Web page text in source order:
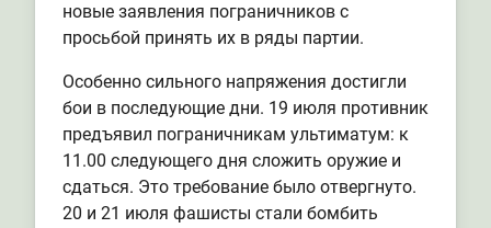
новые заявления пограничников с
просьбой принять их в ряды партии.
Особенно сильного напряжения достигли
бои в последующие дни. 19 июля противник
предъявил пограничникам ультиматум: к
11.00 следующего дня сложить оружие и
сдаться. Это требование было отвергнуто.
20 и 21 июля фашисты стали бомбить